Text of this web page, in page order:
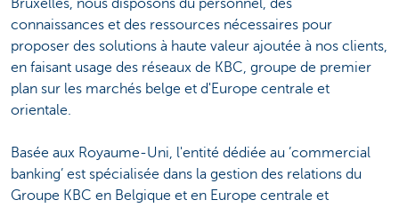
Bruxelles, nous disposons du personnel, des
connaissances et des ressources nécessaires pour
proposer des solutions à haute valeur ajoutée à nos clients,
en faisant usage des réseaux de KBC, groupe de premier
plan sur les marchés belge et d'Europe centrale et
orientale.
Basée aux Royaume-Uni, l'entité dédiée au ’commercial
banking’ est spécialisée dans la gestion des relations du
Groupe KBC en Belgique et en Europe centrale et